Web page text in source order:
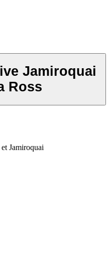
Jamiroquai
Ross
Jamiroquai